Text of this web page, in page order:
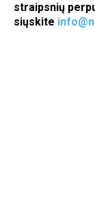
straipsnių
siųskite